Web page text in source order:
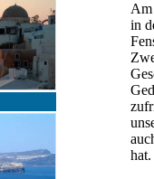
Am
in
hat.